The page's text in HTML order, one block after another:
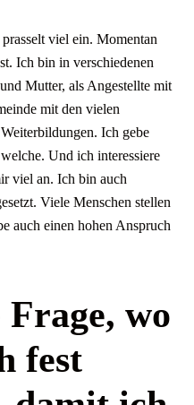
viel ein. Momentan
Ich bin in verschiedenen
Mutter, als Angestellte mit
mit den vielen
Ich gebe
Und ich interessiere
viel an. Ich bin auch
Viele Menschen stellen
auch einen hohen Anspruch
wo
fest